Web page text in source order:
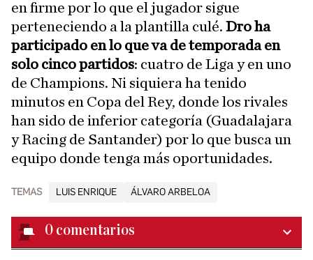
en firme por lo que el jugador sigue
perteneciendo a la plantilla culé. Dro ha
participado en lo que va de temporada en
solo cinco partidos: cuatro de Liga y en uno
de Champions. Ni siquiera ha tenido
minutos en Copa del Rey, donde los rivales
han sido de inferior categoría (Guadalajara
y Racing de Santander) por lo que busca un
equipo donde tenga más oportunidades.
TEMAS LUIS ENRIQUE ÁLVARO ARBELOA
0 comentarios